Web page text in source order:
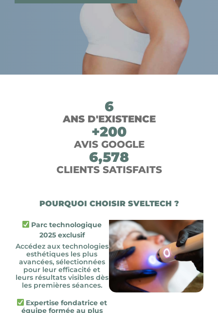
ANS D'EXISTENCE
6
AVIS GOOGLE
+200
CLIENTS SATISFAITS
6,578
POURQUOI CHOISIR SVELTECH ?
Parc technologique
2025 exclusif
Accédez aux technologies
esthétiques les plus
avancées, sélectionnées
pour leur efficacité et
leurs résultats visibles dès
les premières séances.
Expertise fondatrice et
équipe formée au plus